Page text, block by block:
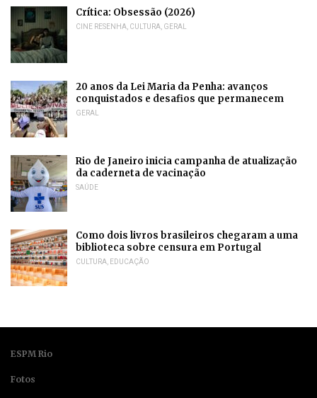
Crítica: Obsessão (2026)
CINE RESENHA CULTURA GERAL
20 anos da Lei Maria da Penha: avanços
conquistados e desafios que permanecem
GERAL
Rio de Janeiro inicia campanha de atualização
da caderneta de vacinação
SAÚDE
Como dois livros brasileiros chegaram a uma
biblioteca sobre censura em Portugal
CULTURA EDUCAÇÃO
ESPM Rio
Fotos